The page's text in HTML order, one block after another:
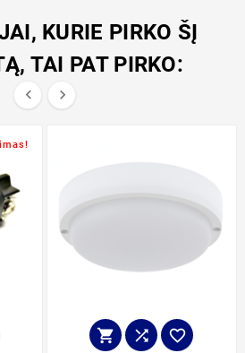
KURIE PIRKO ŠĮ
TAI PAT PIRKO:
 
  